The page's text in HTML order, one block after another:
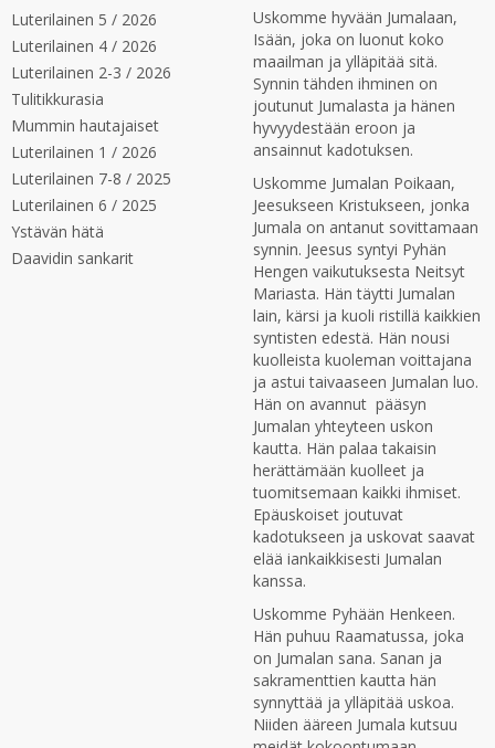
Luterilainen 5 / 2026
Luterilainen 4 / 2026
Luterilainen 2-3 / 2026
Tulitikkurasia
Mummin hautajaiset
Luterilainen 1 / 2026
Luterilainen 7-8 / 2025
Luterilainen 6 / 2025
Ystävän hätä
Daavidin sankarit
Uskomme hyvään Jumalaan,
Isään, joka on luonut koko
maailman ja ylläpitää sitä.
Synnin tähden ihminen on
joutunut Jumalasta ja hänen
hyvyydestään eroon ja
ansainnut kadotuksen.
Uskomme Jumalan Poikaan,
Jeesukseen Kristukseen, jonka
Jumala on antanut sovittamaan
synnin. Jeesus syntyi Pyhän
Hengen vaikutuksesta Neitsyt
Mariasta. Hän täytti Jumalan
lain, kärsi ja kuoli ristillä kaikkien
syntisten edestä. Hän nousi
kuolleista kuoleman voittajana
ja astui taivaaseen Jumalan luo.
Hän on avannut pääsyn
Jumalan yhteyteen uskon
kautta. Hän palaa takaisin
herättämään kuolleet ja
tuomitsemaan kaikki ihmiset.
Epäuskoiset joutuvat
kadotukseen ja uskovat saavat
elää iankaikkisesti Jumalan
kanssa.
Uskomme Pyhään Henkeen.
Hän puhuu Raamatussa, joka
on Jumalan sana. Sanan ja
sakramenttien kautta hän
synnyttää ja ylläpitää uskoa.
Niiden ääreen Jumala kutsuu